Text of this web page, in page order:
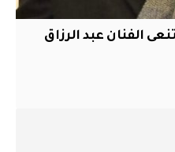
الفنان عبد الرزاق